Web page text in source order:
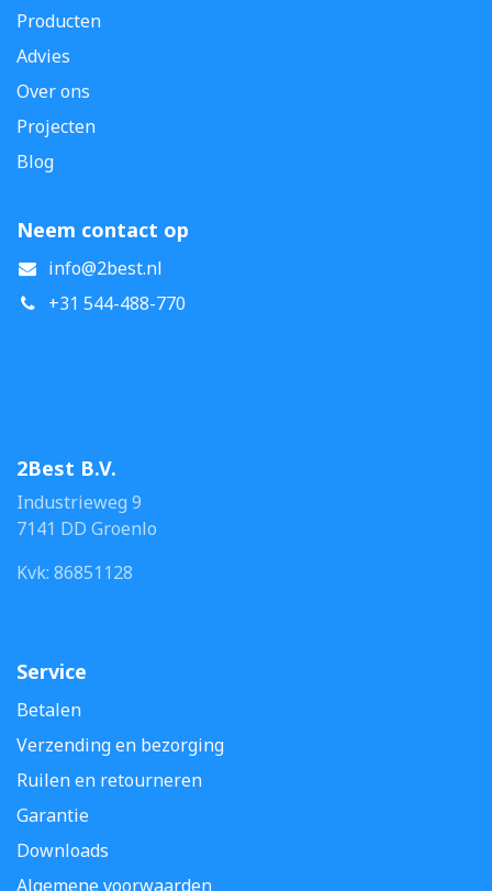
Producten
Advies
Over ons
Projecten
Blog
Neem contact op
info@2best.nl
+31 544-488-770
2Best B.V.
Industrieweg 9
7141 DD Groenlo
Kvk: 86851128
Service
Betalen
Verzending en bezorging
Ruilen en retourneren
Garantie
Downloads
Algemene voorwaarden